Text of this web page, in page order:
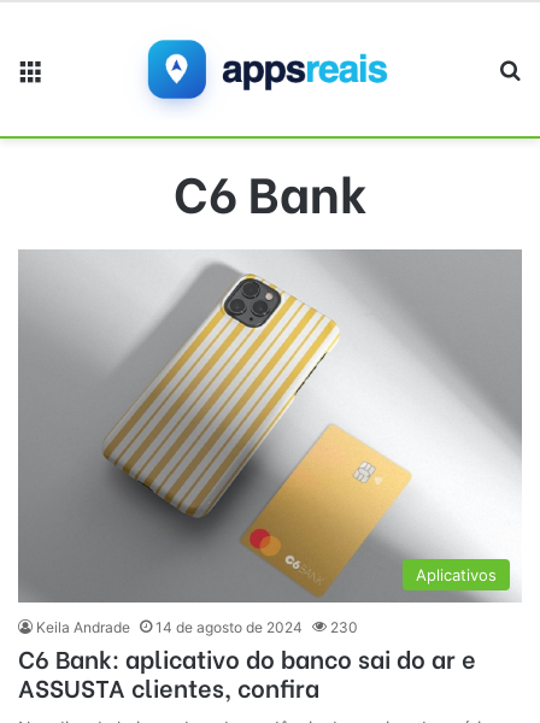
C6 Bank
Aplicativos
Keila Andrade 14 de agosto de 2024 230
C6 Bank: aplicativo do banco sai do ar e
ASSUSTA clientes, confira